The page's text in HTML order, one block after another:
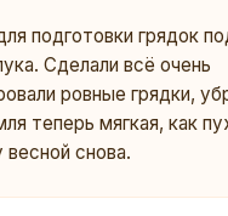
подготовки грядок
Сделали всё очень
ровные грядки,
теперь мягкая, как
весной снова.